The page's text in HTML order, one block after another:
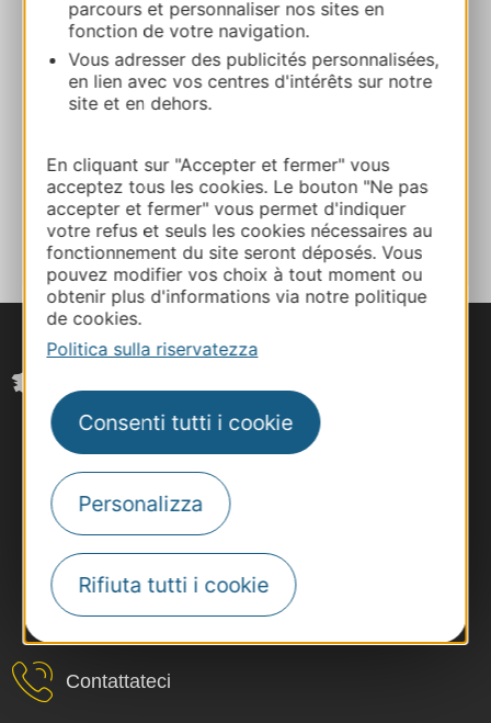
parcours et personnaliser nos sites en
fonction de votre navigation.
Vous adresser des publicités personnalisées,
en lien avec vos centres d'intérêts sur notre
site et en dehors.
En cliquant sur "Accepter et fermer" vous
acceptez tous les cookies. Le bouton "Ne pas
accepter et fermer" vous permet d'indiquer
votre refus et seuls les cookies nécessaires au
fonctionnement du site seront déposés. Vous
pouvez modifier vos choix à tout moment ou
obtenir plus d'informations via notre politique
de cookies.
Politica sulla riservatezza
Consenti tutti i cookie
Personalizza
Rifiuta tutti i cookie
E-mail
AGGIUNGI
AL TACCUINO
Contattateci